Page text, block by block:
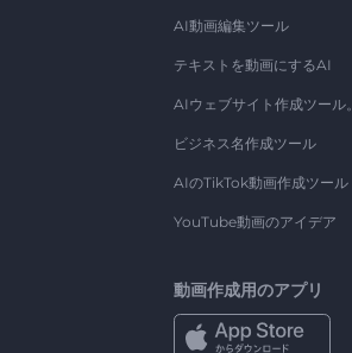
AI動画編集ツール
テキストを動画にするAI
AIウェブサイト作成ツール。
ビジネス名作成ツール
AIのTikTok動画作成ツール
YouTube動画のアイデア
動画作成用のアプリ